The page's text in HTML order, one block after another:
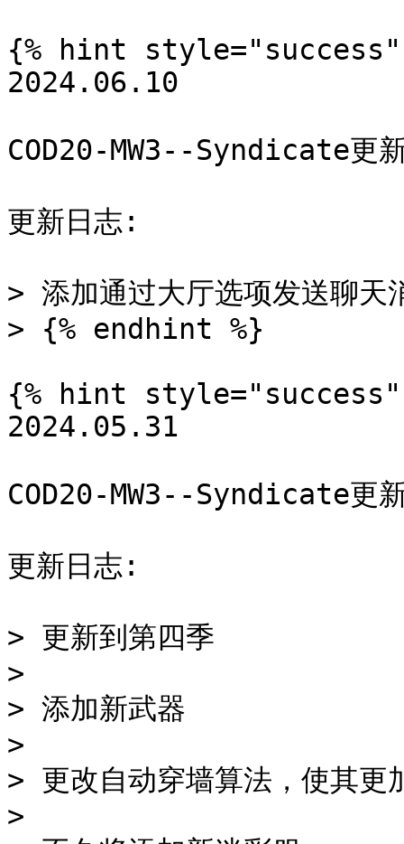
{% hint style="success"
2024.06.10
COD20-MW3--Syndicate更
更新日志:
> 添加通过大厅选项发送聊天
> {% endhint %}
{% hint style="success"
2024.05.31
COD20-MW3--Syndicate更
更新日志:
> 更新到第四季
>
> 添加新武器
>
> 更改自动穿墙算法，使其更
>